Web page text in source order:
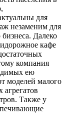
для
незаменим для
Далеко
кафе
компания
ею
моделей малого
Также у